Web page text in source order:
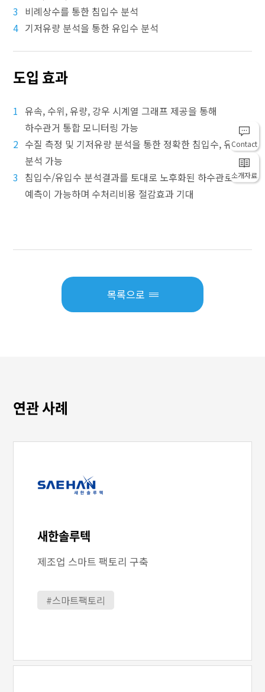
Contact
소개자료
3 비례상수를 통한 침입수 분석
4 기저유량 분석을 통한 유입수 분석
도입 효과
1 유속, 수위, 유량, 강우 시계열 그래프 제공을 통해
하수관거 통합 모니터링 가능
2 수질 측정 및 기저유량 분석을 통한 정확한 침입수, 유입수
분석 가능
3 침입수/유입수 분석결과를 토대로 노후화된 하수관로
예측이 가능하며 수처리비용 절감효과 기대
목록으로
연관 사례
새한솔루텍
제조업 스마트 팩토리 구축
#스마트팩토리